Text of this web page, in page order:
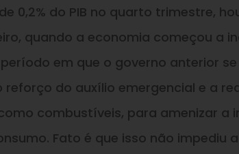
0,2% do PIB no quarto trimestre,
quando a economia começou a
em que o governo anterior
reforço do auxílio emergencial e a
combustíveis, para amenizar a
Fato é que isso não impediu